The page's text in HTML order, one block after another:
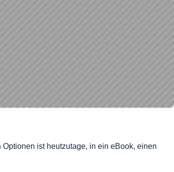
ist heutzutage, in ein eBook, einen